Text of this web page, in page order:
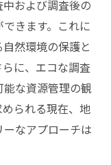
および調査後の
きます。これに
然環境の保護と
に、エコな調査
な資源管理の観
られる現在、地
なアプローチは